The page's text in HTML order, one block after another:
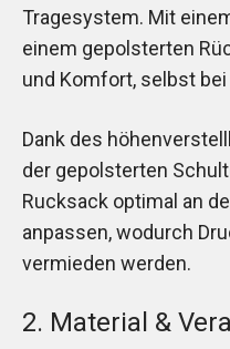
Tragesystem. Mit
einem gepolsterten
und Komfort, selbst
Dank des
der gepolsterten
Rucksack optimal an
anpassen, wodurch
vermieden werden.
2. Material &